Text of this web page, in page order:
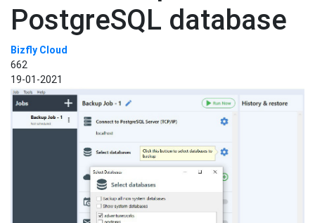
PostgreSQL database
Bizfly Cloud
662
19-01-2021